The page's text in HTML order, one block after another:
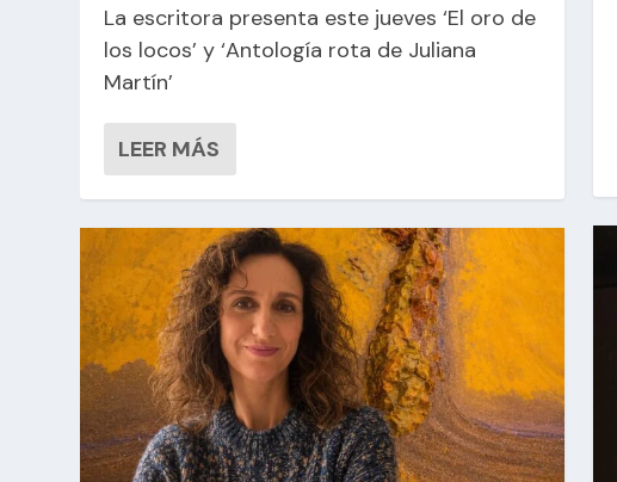
La escritora presenta este jueves ‘El oro de
los locos’ y ‘Antología rota de Juliana
Martín’
LEER MÁS